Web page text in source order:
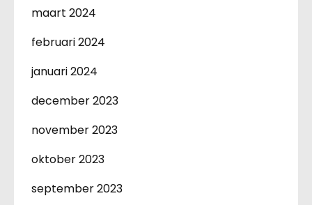
maart 2024
februari 2024
januari 2024
december 2023
november 2023
oktober 2023
september 2023